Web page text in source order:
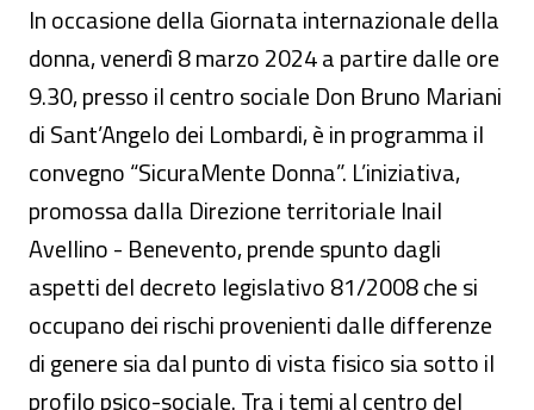
In occasione della Giornata internazionale della
donna, venerdì 8 marzo 2024 a partire dalle ore
9.30, presso il centro sociale Don Bruno Mariani
di Sant’Angelo dei Lombardi, è in programma il
convegno “SicuraMente Donna”. L’iniziativa,
promossa dalla Direzione territoriale Inail
Avellino - Benevento, prende spunto dagli
aspetti del decreto legislativo 81/2008 che si
occupano dei rischi provenienti dalle differenze
di genere sia dal punto di vista fisico sia sotto il
profilo psico-sociale. Tra i temi al centro del